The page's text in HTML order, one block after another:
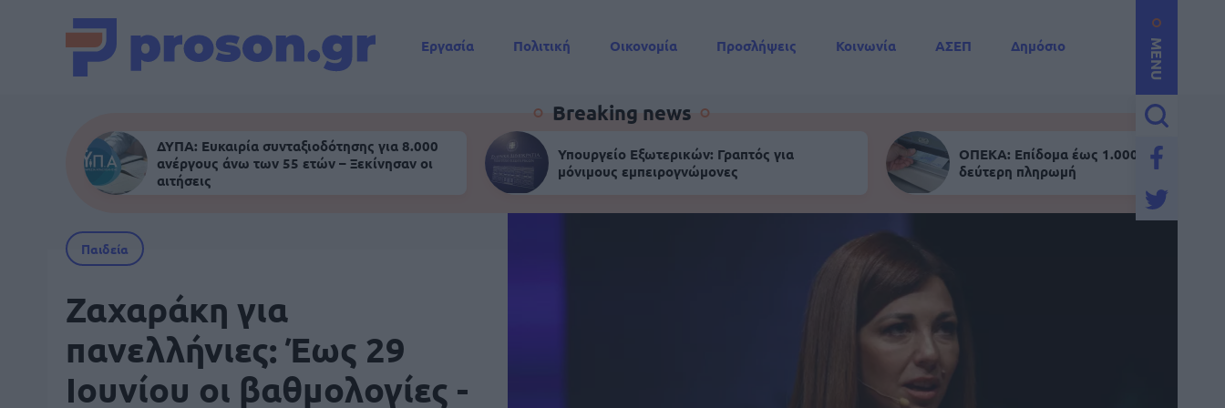
MENU
Εργασία Πολιτική Οικονομία Προσλήψεις Κοινωνία ΑΣΕΠ
Δημόσιο
Breaking news
ΔΥΠΑ: Ευκαιρία συνταξιοδότησης για 8.000
ανέργους άνω των 55 ετών – Ξεκίνησαν οι
αιτήσεις
Υπουργείο Εξωτερικών: Γραπτός για
μόνιμους εμπειρογνώμονες
ΟΠΕΚΑ: Επίδομα έως 1.000 ευρώ -
δεύτερη πληρωμή
Παιδεία
Ζαχαράκη για
πανελλήνιες: Έως 29
Ιουνίου οι βαθμολογίες -